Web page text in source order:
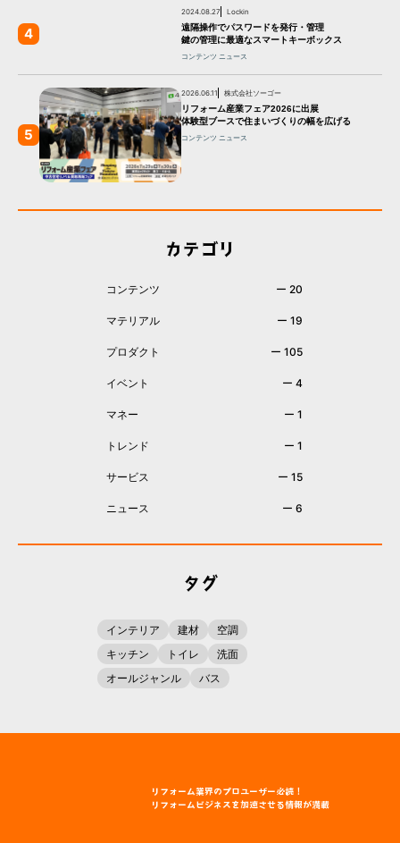
4
2024.08.27 Lockin
遠隔操作でパスワードを発行・管理
鍵の管理に最適なスマートキーボックス
コンテンツ ニュース
5
2026.06.11 株式会社ソーゴー
リフォーム産業フェア2026に出展
体験型ブースで住まいづくりの幅を広げる
コンテンツ ニュース
カテゴリ
コンテンツ ー 20
マテリアル ー 19
プロダクト ー 105
イベント ー 4
マネー ー 1
トレンド ー 1
サービス ー 15
ニュース ー 6
タグ
インテリア 建材
空調
キッチン
トイレ
洗面
オールジャンル
バス
リフォーム業界のプロユーザー必読！
リフォームビジネスを加速させる情報が満載